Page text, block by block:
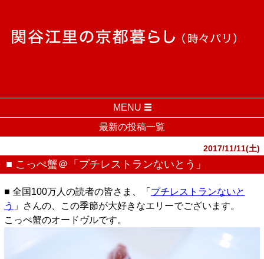
MENU
最新の投稿一覧
2017/11/11(土)
■ こっぺ蟹＠「プチレストランないとう」
■ 全国100万人の読者の皆さま、「 プチレストランないと
う 」さんの、この季節が大好きなエリーでございます。
こっぺ蟹のオードヴルです。